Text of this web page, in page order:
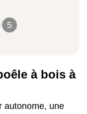
5
à bois à
autonome, une